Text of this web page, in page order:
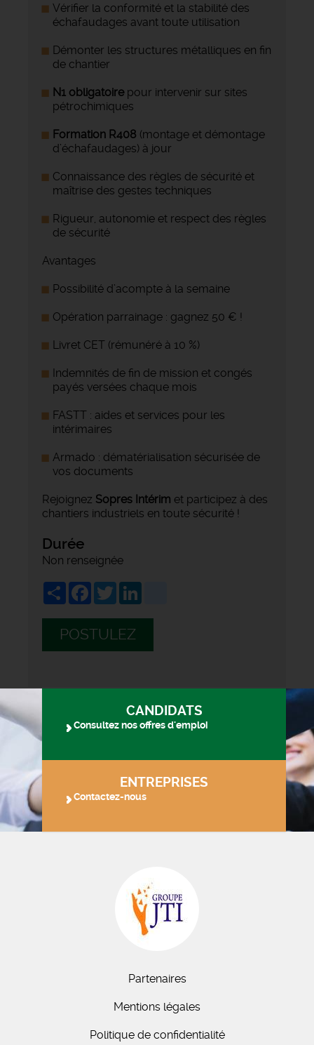
Vérifier la conformité et la stabilité des
échafaudages avant toute utilisation
Démonter les structures métalliques en fin
de chantier
N1 obligatoirepour intervenir sur sites
pétrochimiques
Formation R408 (montage et démontage
d’échafaudages) à jour
Connaissance des règles de sécurité et
maîtrise des gestes techniques
Rigueur, autonomie et respect des règles
de sécurité
Avantages
Possibilité d’acompte à la semaine
Opération parrainage : gagnez 50 € !
Livret CET (rémunéré à 10 %)
Indemnités de fin de mission et congés
payés versées chaque mois
FASTT : aides et services pour les
intérimaires
Armado : dématérialisation sécurisée de
vos documents
Rejoignez Sopres Intérim et participez à des
chantiers industriels en toute sécurité !
Durée
Non renseignée
ShareFacebook
Twitter
POSTULEZ
CANDIDATS
Consultez nos offres d'emploi
ENTREPRISES
Contactez-nous
Partenaires
Mentions légales
Politique de confidentialité